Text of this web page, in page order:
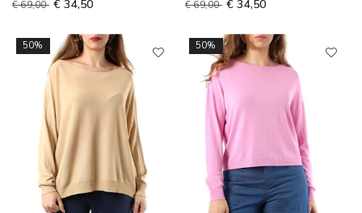
€ 69,00 € 34,50 € 69,00 € 34,50
50% 50%